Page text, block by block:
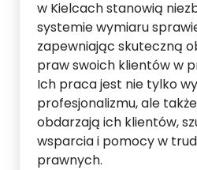
w Kielcach stanowią
systemie wymiaru
zapewniając skuteczną
praw swoich klientów w
Ich praca jest nie tylko
profesjonalizmu, ale
obdarzają ich klientów,
wsparcia i pomocy w
prawnych.